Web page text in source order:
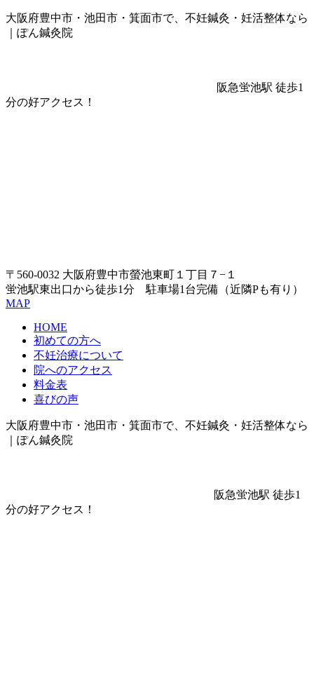
大阪府豊中市・池田市・箕面市で、不妊鍼灸・妊活整体なら
｜ぽん鍼灸院
阪急蛍池駅 徒歩1
分の好アクセス！
〒560-0032 大阪府豊中市螢池東町１丁目７−１
蛍池駅東出口から徒歩1分 駐車場1台完備（近隣Pも有り）
MAP
HOME
初めての方へ
不妊治療について
院へのアクセス
料金表
喜びの声
大阪府豊中市・池田市・箕面市で、不妊鍼灸・妊活整体なら
｜ぽん鍼灸院
阪急蛍池駅 徒歩1
分の好アクセス！